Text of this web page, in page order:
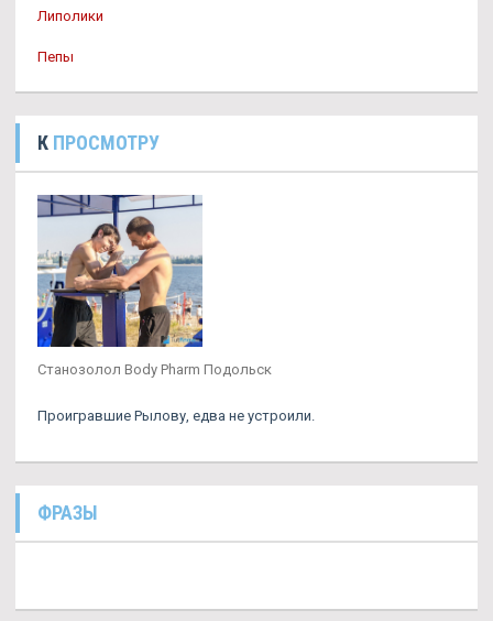
Липолики
Пепы
К ПРОСМОТРУ
Станозолол Body Pharm Подольск
Проигравшие Рылову, едва не устроили.
ФРАЗЫ